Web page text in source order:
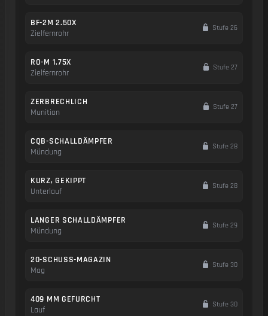
BF-2M 2.50X
Zielfernrohr
Stufe 26
RO-M 1.75X
Zielfernrohr
Stufe 27
ZERBRECHLICH
Munition
Stufe 27
CQB-SCHALLDÄMPFER
Mündung
Stufe 28
KURZ, GEKIPPT
Unterlauf
Stufe 28
LANGER SCHALLDÄMPFER
Mündung
Stufe 29
20-SCHUSS-MAGAZIN
Mag
Stufe 30
409 MM GEFURCHT
Lauf
Stufe 30